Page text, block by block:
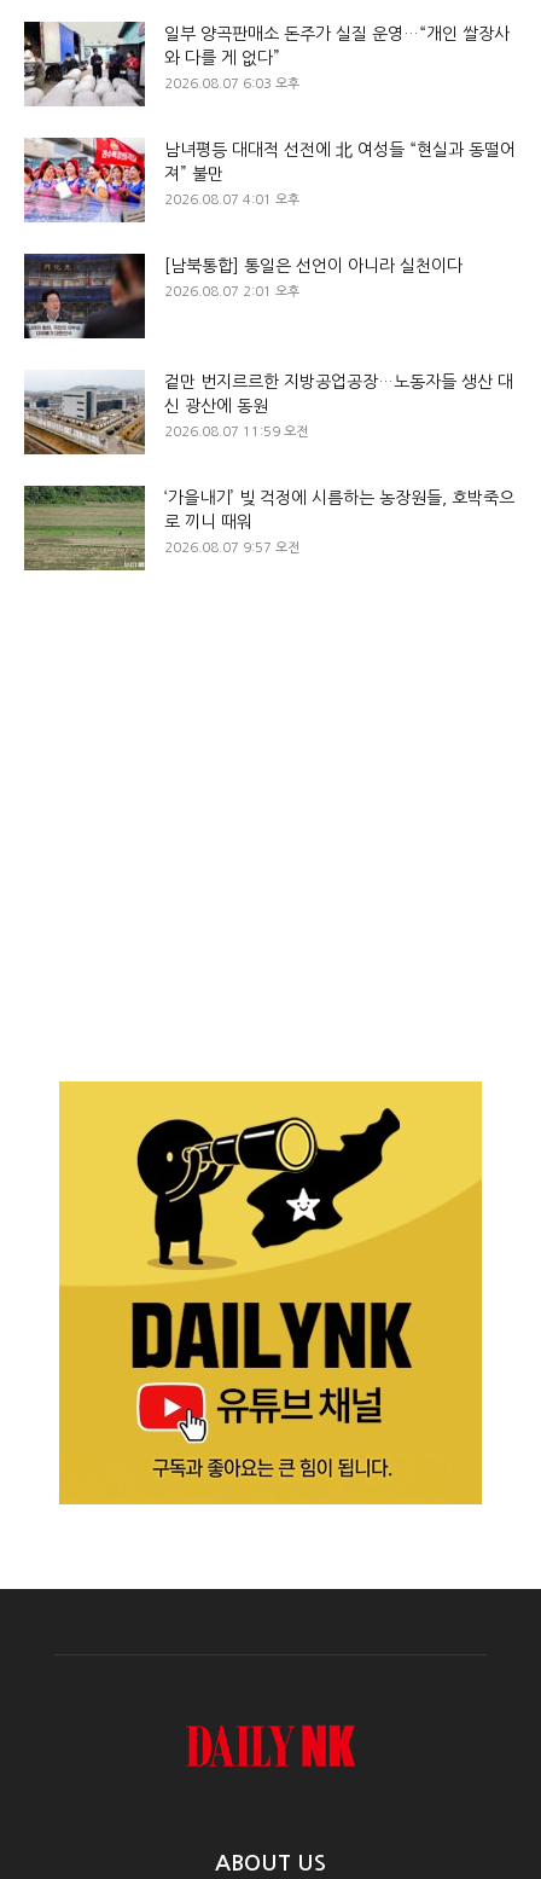
일부 양곡판매소 돈주가 실질 운영…“개인 쌀장사
와 다를 게 없다”
2026.08.07 6:03 오후
남녀평등 대대적 선전에 北 여성들 “현실과 동떨어
져” 불만
2026.08.07 4:01 오후
[남북통합] 통일은 선언이 아니라 실천이다
2026.08.07 2:01 오후
겉만 번지르르한 지방공업공장…노동자들 생산 대
신 광산에 동원
2026.08.07 11:59 오전
‘가을내기’ 빚 걱정에 시름하는 농장원들, 호박죽으
로 끼니 때워
2026.08.07 9:57 오전
ABOUT US